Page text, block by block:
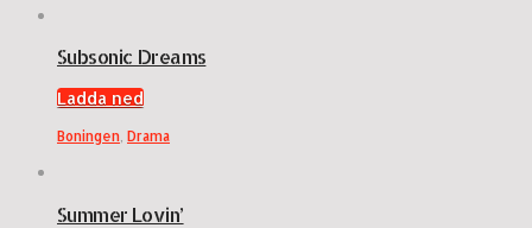
Subsonic Dreams
Ladda ned
Boningen, Drama
Summer Lovin’